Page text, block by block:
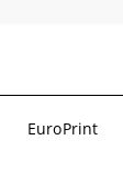
EuroPrint